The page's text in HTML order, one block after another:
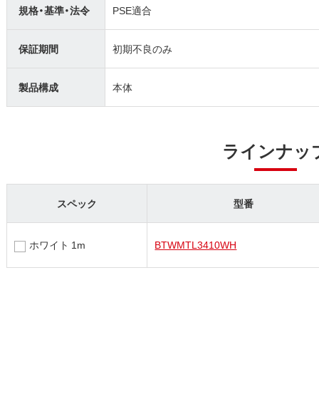
規格・基準・法令 PSE適合
保証期間 初期不良のみ
製品構成 本体
ラインナッ
スペック 型番
ホワイト 1m BTWMTL3410WH